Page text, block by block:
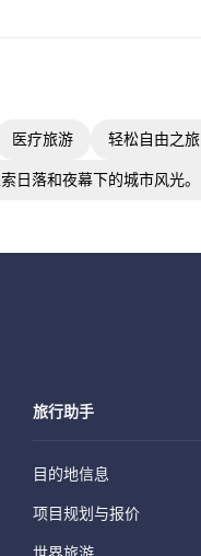
医疗旅游 轻松自由之旅
日落和夜幕下的城市风光。
旅行助手
目的地信息
项目规划与报价